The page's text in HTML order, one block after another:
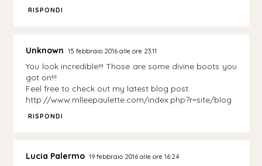
RISPONDI
Unknown 15 febbraio 2016 alle ore 23:11
You look incredible!!! Those are some divine boots you
got on!!!
Feel free to check out my latest blog post:
http://www.mlleepaulette.com/index.php?r=site/blog
RISPONDI
Lucia Palermo 19 febbraio 2016 alle ore 16:24